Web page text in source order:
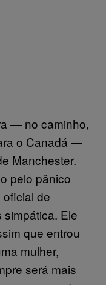
— no caminho,
o Canadá —
Manchester.
pelo pânico
de
Ele
que entrou
mulher,
será mais